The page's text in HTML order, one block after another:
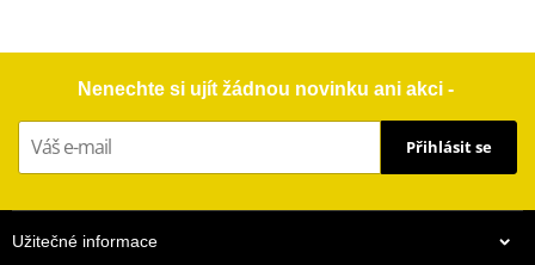
Nenechte si ujít žádnou novinku ani akci -
Přihlásit se
Užitečné informace